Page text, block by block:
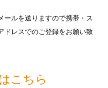
ルを送りますので携帯・ス
ドレスでのご登録をお願い致
こちら